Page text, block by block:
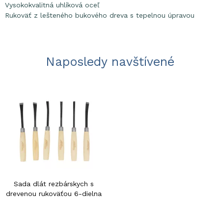
Vysokokvalitná uhlíková oceľ
Rukoväť z lešteného bukového dreva s tepelnou úpravou
Naposledy navštívené
Sada dlát rezbárskych s
drevenou rukoväťou 6-dielna